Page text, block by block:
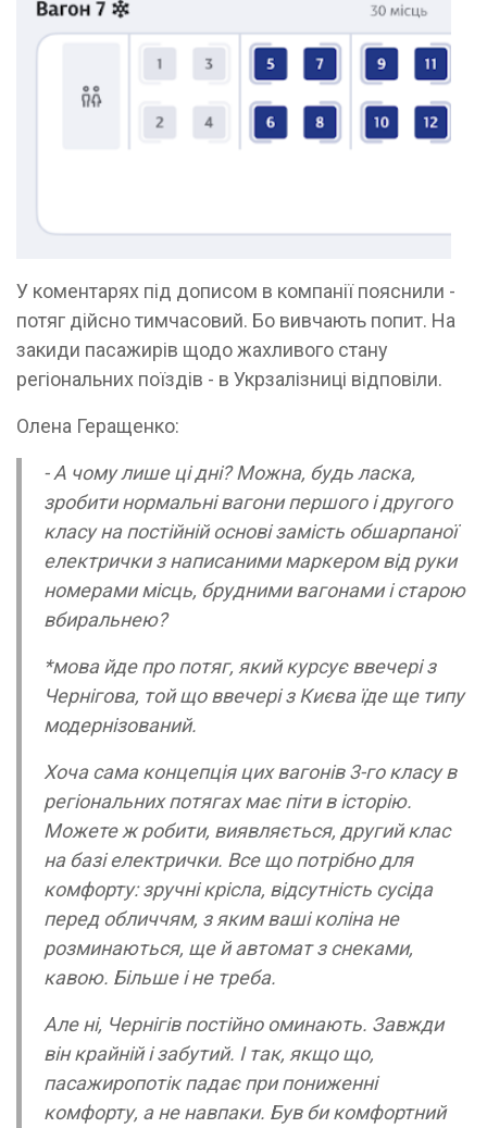
У коментарях під дописом в компанії пояснили -
потяг дійсно тимчасовий. Бо вивчають попит. На
закиди пасажирів щодо жахливого стану
регіональних поїздів - в Укрзалізниці відповіли.
Олена Геращенко:
- А чому лише ці дні? Можна, будь ласка,
зробити нормальні вагони першого і другого
класу на постійній основі замість обшарпаної
електрички з написаними маркером від руки
номерами місць, брудними вагонами і старою
вбиральнею?
*мова йде про потяг, який курсує ввечері з
Чернігова, той що ввечері з Києва їде ще типу
модернізований.
Хоча сама концепція цих вагонів 3-го класу в
регіональних потягах має піти в історію.
Можете ж робити, виявляється, другий клас
на базі електрички. Все що потрібно для
комфорту: зручні крісла, відсутність сусіда
перед обличчям, з яким ваші коліна не
розминаються, ще й автомат з снеками,
кавою. Більше і не треба.
Але ні, Чернігів постійно оминають. Завжди
він крайній і забутий. І так, якщо що,
пасажиропотік падає при пониженні
комфорту, а не навпаки. Був би комфортний